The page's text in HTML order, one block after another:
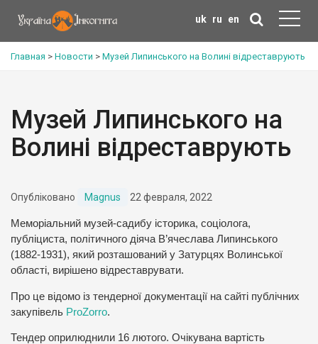
uk ru en
Главная > Новости > Музей Липинського на Волині відреставрують
Музей Липинського на
Волині відреставрують
Опубліковано Magnus 22 февраля, 2022
Меморіальний музей-садибу історика, соціолога,
публіциста, політичного діяча В’ячеслава Липинського
(1882-1931), який розташований у Затурцях Волинської
області, вирішено відреставрувати.
Про це відомо із тендерної документації на сайті публічних
закупівель ProZorro.
Тендер оприлюднили 16 лютого. Очікувана вартість